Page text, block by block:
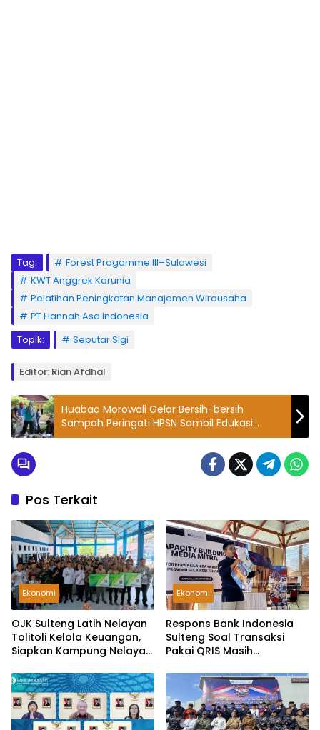
Tag:
Forest Progamme III–Sulawesi
KWT Anggrek Karunia
Pelatihan Peningkatan Manajemen Wirausaha
PT Hannah Asa Indonesia
Topik:
Seputar Sigi
Editor: Rian Afdhal
Huabao Morowali Gelar Bersih-bersih
Sampah Peringati HPSN Sambil Edukasi
Masyarakat
Pos Terkait
Ekonomi
OJK Sulteng Latih Nelayan
Tolitoli Kelola Keuangan,
Siapkan Kampung Nelayan
Ekonomi
Respons Bank Indonesia
Sulteng Soal Transaksi
Pakai QRIS Masih